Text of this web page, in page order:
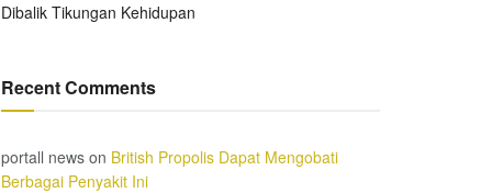
Dibalik Tikungan Kehidupan
Recent Comments
portall news on British Propolis Dapat Mengobati
Berbagai Penyakit Ini